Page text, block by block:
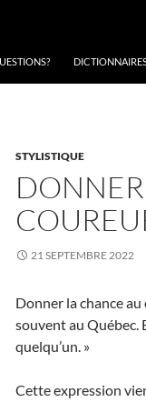
STYLISTIQUE
21 SEPTEMBRE 2022
Donner la chance
souvent au Québec.
quelqu’un. »
Cette expression